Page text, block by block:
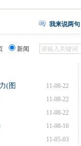
我来说两句
新闻
11-08-22
(图
11-08-22
11-08-22
11-08-16
11-05-03